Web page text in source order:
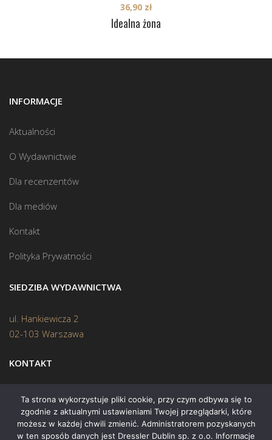
Idealna żona
36,90 zł
INFORMACJE
Aktualności
O Wydawnictwie
Dla recenzentów
Dla mediów
Kontakt
Polityka Prywatności
SIEDZIBA WYDAWNICTWA
ul. Hankiewicza 2
02-103 Warszawa
KONTAKT
Biuro: (22) 45 70 402
Mail:biuro@swiatksiazki.pl
Ta strona wykorzystuje pliki cookie, przy czym odbywa się to
zgodnie z aktualnymi ustawieniami Twojej przeglądarki, które
możesz w każdej chwili zmienić. Administratorem pozyskanych
w ten sposób danych jest Dressler Dublin sp. z o.o. Informacje